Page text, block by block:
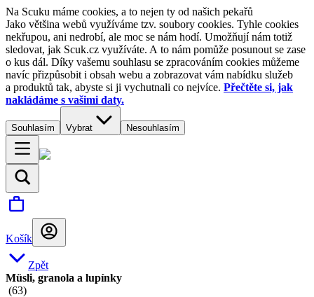
Na Scuku máme cookies, a to nejen ty od našich pekařů
Jako většina webů využíváme tzv. soubory cookies. Tyhle cookies
nekřupou, ani nedrobí, ale moc se nám hodí. Umožňují nám totiž
sledovat, jak Scuk.cz využíváte. A to nám pomůže posunout se zase
o kus dál. Díky vašemu souhlasu se zpracováním cookies můžeme
navíc přizpůsobit i obsah webu a zobrazovat vám nabídku služeb
a produktů tak, abyste si ji vychutnali co nejvíce. Přečtěte si, jak
nakládáme s vašimi daty.
Souhlasím Vybrat Nesouhlasím
Košík
Zpět
Müsli, granola a lupínky
(63)